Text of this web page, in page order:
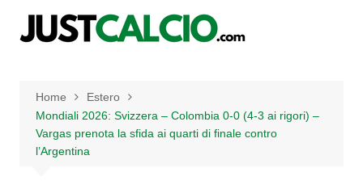
Home
Estero
Mondiali 2026: Svizzera – Colombia 0-0 (4-3 ai rigori) –
Vargas prenota la sfida ai quarti di finale contro
l’Argentina